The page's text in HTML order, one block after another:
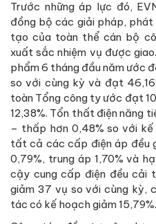
Trước những áp lực đó,
đồng bộ các giải pháp,
tạo của toàn thể cán bộ
xuất sắc nhiệm vụ được
phẩm 6 tháng đầu năm ước
so với cùng kỳ và đạt
toàn Tổng công ty ước đạt
12,38%. Tổn thất điện năng
– thấp hơn 0,48% so với
tất cả các cấp điện áp đều
0,79%, trung áp 1,70% và
cậy cung cấp điện đều cải
giảm 37 vụ so với cùng kỳ,
tác có kế hoạch giảm 15,79%.